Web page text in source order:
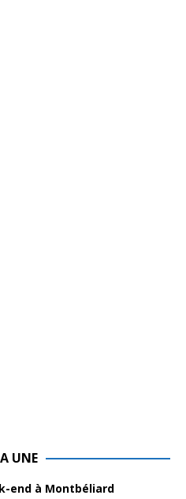
UNE
end à Montbéliard